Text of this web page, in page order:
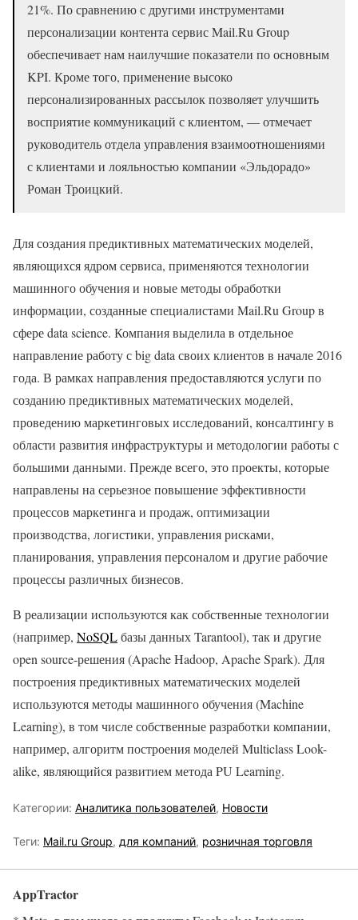
21%. По сравнению с другими инструментами
персонализации контента сервис Mail.Ru Group
обеспечивает нам наилучшие показатели по основным
KPI. Кроме того, применение высоко
персонализированных рассылок позволяет улучшить
восприятие коммуникаций с клиентом, — отмечает
руководитель отдела управления взаимоотношениями
с клиентами и лояльностью компании «Эльдорадо»
Роман Троицкий.
Для создания предиктивных математических моделей,
являющихся ядром сервиса, применяются технологии
машинного обучения и новые методы обработки
информации, созданные специалистами Mail.Ru Group в
сфере data science. Компания выделила в отдельное
направление работу с big data своих клиентов в начале 2016
года. В рамках направления предоставляются услуги по
созданию предиктивных математических моделей,
проведению маркетинговых исследований, консалтингу в
области развития инфраструктуры и методологии работы с
большими данными. Прежде всего, это проекты, которые
направлены на серьезное повышение эффективности
процессов маркетинга и продаж, оптимизации
производства, логистики, управления рисками,
планирования, управления персоналом и другие рабочие
процессы различных бизнесов.
В реализации используются как собственные технологии
(например, NoSQLбазы данных Tarantool), так и другие
open source-решения (Apache Hadoop, Apache Spark). Для
построения предиктивных математических моделей
используются методы машинного обучения (Machine
Learning), в том числе собственные разработки компании,
например, алгоритм построения моделей Multiclass Look-
alike, являющийся развитием метода PU Learning.
Категории: Аналитика пользователей, Новости
Теги: Mail.ru Group, для компаний, розничная торговля
AppTractor